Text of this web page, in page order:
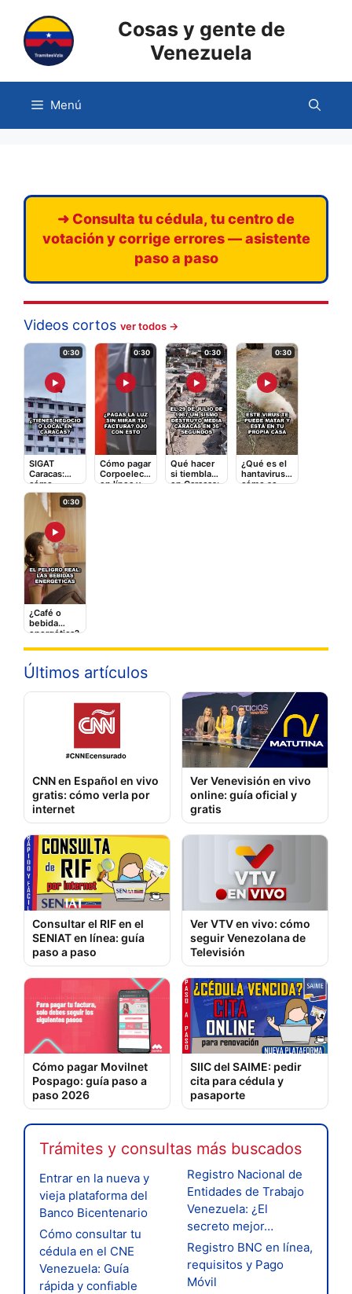
contenido
Cosas y gente de
Venezuela
Menú
➜ Consulta tu cédula, tu centro de
votación y corrige errores — asistente
paso a paso
Videos cortos ver todos →
▶
0:30
SIGAT
Caracas:
cómo
registrarte y
pagar
impuestos
en línea
▶
0:30
Cómo pagar
Corpoelec
en línea y
▶
0:30
Qué hacer
si tiembla
en Caracas:
▶
0:30
¿Qué es el
hantavirus y
cómo se
▶
0:30
¿Café o
bebida
energética?
hace a tu
corazón
Últimos artículos
CNN en Español en vivo
gratis: cómo verla por
internet
Ver Venevisión en vivo
online: guía oficial y
gratis
Consultar el RIF en el
SENIAT en línea: guía
paso a paso
Ver VTV en vivo: cómo
seguir Venezolana de
Televisión
Cómo pagar Movilnet
Pospago: guía paso a
paso 2026
SIIC del SAIME: pedir
cita para cédula y
pasaporte
Trámites y consultas más buscados
Entrar en la nueva y
vieja plataforma del
Banco Bicentenario
Cómo consultar tu
cédula en el CNE
Venezuela: Guía
rápida y confiable
Registro Nacional de
Entidades de Trabajo
Venezuela: ¿El
secreto mejor…
Registro BNC en línea,
requisitos y Pago
Móvil